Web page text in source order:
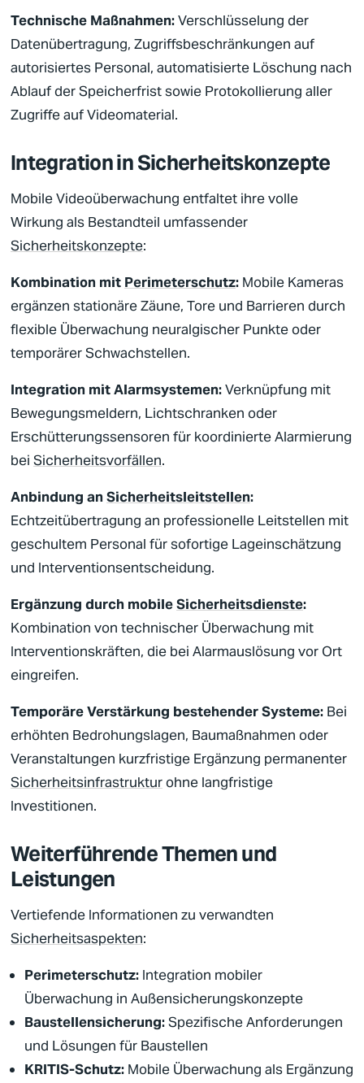
Technische Maßnahmen:Verschlüsselung der
Datenübertragung, Zugriffsbeschränkungen auf
autorisiertes Personal, automatisierte Löschung nach
Ablauf der Speicherfrist sowie Protokollierung aller
Zugriffe auf Videomaterial.
Integration in Sicherheitskonzepte
MobileVideoüberwachung entfaltet ihre volle
Wirkung als Bestandteil umfassender
Sicherheitskonzepte:
Kombination mit Perimeterschutz: Mobile Kameras
ergänzen stationäre Zäune, Tore und Barrieren durch
flexible Überwachung neuralgischer Punkte oder
temporärer Schwachstellen.
Integration mit Alarmsystemen:Verknüpfung mit
Bewegungsmeldern, Lichtschranken oder
Erschütterungssensoren für koordinierte Alarmierung
bei Sicherheitsvorfällen.
Anbindung an Sicherheitsleitstellen:
Echtzeitübertragung an professionelle Leitstellen mit
geschultem Personal für sofortige Lageinschätzung
und Interventionsentscheidung.
Ergänzung durch mobileSicherheitsdienste:
Kombination von technischer Überwachung mit
Interventionskräften, die bei Alarmauslösung vor Ort
eingreifen.
Temporäre Verstärkung bestehender Systeme: Bei
erhöhten Bedrohungslagen, Baumaßnahmen oder
Veranstaltungen kurzfristige Ergänzung permanenter
Sicherheitsinfrastrukturohne langfristige
Investitionen.
Weiterführende Themen und
Leistungen
Vertiefende Informationen zu verwandten
Sicherheitsaspekten:
Perimeterschutz:Integration mobiler
Überwachung in Außensicherungskonzepte
Baustellensicherung:Spezifische Anforderungen
und Lösungen für Baustellen
KRITIS-Schutz:Mobile Überwachung als Ergänzung